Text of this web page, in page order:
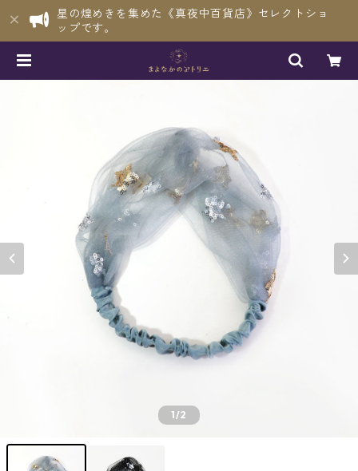
星の煌めきを集めた《真夜中百貨店》セレクトショ
ップです。
1/2